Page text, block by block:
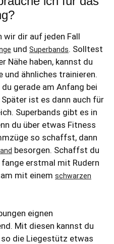
wir dir auf jeden Fall
und Superbands. Solltest
Nähe haben, kannst du
und ähnliches trainieren.
gerade am Anfang bei
ist es dann auch für
Superbands gibt es in
du über etwas Fitness
so schaffst, dann
besorgen. Schaffst du
erstmal mit Rudern
mit einem schwarzen
eignen
Mit diesen kannst du
so die Liegestütz etwas